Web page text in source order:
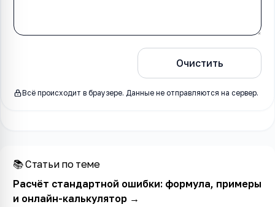
Очистить
Всё происходит в браузере. Данные не отправляются на сервер.
📚 Статьи по теме
Расчёт стандартной ошибки: формула, примеры
и онлайн-калькулятор→